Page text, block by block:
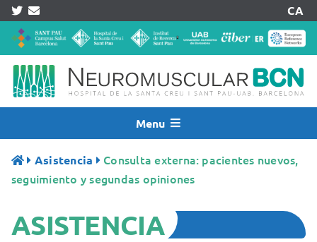
Skip
content
CA
Menu
Noticias
Asistencia
Asistencia
Consulta externa: pacientes nuevos,
seguimiento y segundas opiniones
ASISTENCIA